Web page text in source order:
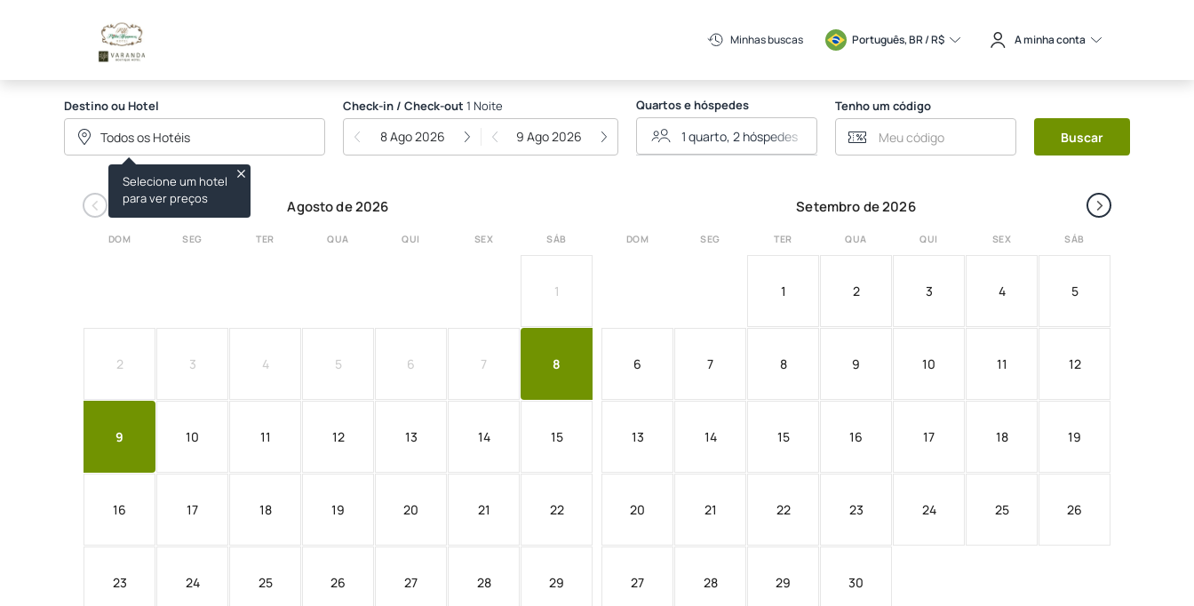
HOTEL RITTA HOPPNER Minhas buscas Português, BR / R$ A minha conta
Destino ou Hotel
Selecione um hotel
para ver preços
Check-in / Check-out 1 Noite
8 Ago 2026 9 Ago 2026
Quartos e hóspedes Tenho um código
Buscar
‹ ›
Agosto de 2026
DOM SEG TER QUA QUI SEX SÁB
1
2 3 4 5 6 7 8
9 10 11 12 13 14 15
16 17 18 19 20 21 22
23 24 25 26 27 28 29
Setembro de 2026
DOM SEG TER QUA QUI SEX SÁB
1 2 3 4 5
6 7 8 9 10 11 12
13 14 15 16 17 18 19
20 21 22 23 24 25 26
27 28 29 30